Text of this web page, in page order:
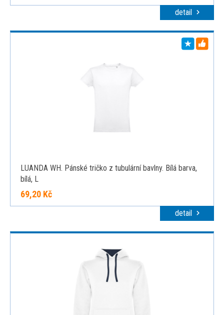
detail
LUANDA WH. Pánské tričko z tubulární bavlny. Bílá barva,
bílá, L
69,20 Kč
detail